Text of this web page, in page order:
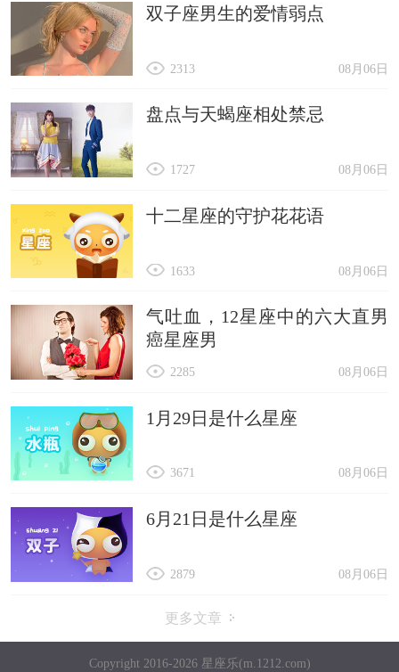
双子座男生的爱情弱点
08月06日
2313
盘点与天蝎座相处禁忌
08月06日
1727
十二星座的守护花花语
08月06日
1633
气吐血，12星座中的六大直男
癌星座男
08月06日
2285
1月29日是什么星座
08月06日
3671
6月21日是什么星座
08月06日
2879
更多文章
Copyright 2016-2026 星座乐(m.1212.com)